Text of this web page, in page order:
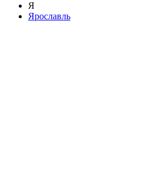
Я
Ярославль